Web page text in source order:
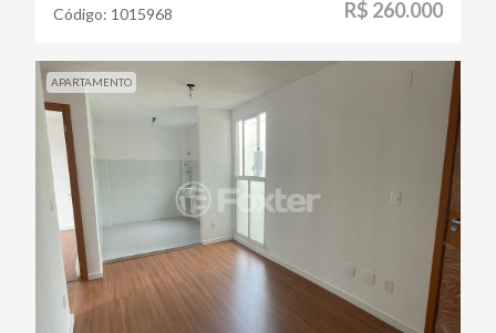
Código: 1015968 R$ 260.000
APARTAMENTO